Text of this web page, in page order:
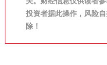
投资者据此操作，风险
除！